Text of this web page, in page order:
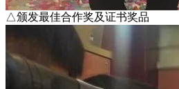
△颁发最佳合作奖及证书奖品